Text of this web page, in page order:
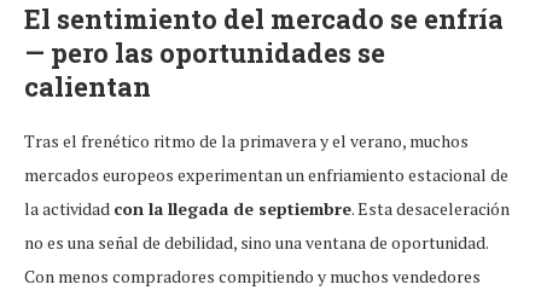
El sentimiento del mercado se enfría
— pero las oportunidades se
calientan
Tras el frenético ritmo de la primavera y el verano, muchos
mercados europeos experimentan un enfriamiento estacional de
la actividad con la llegada de septiembre. Esta desaceleración
no es una señal de debilidad, sino una ventana de oportunidad.
Con menos compradores compitiendo y muchos vendedores